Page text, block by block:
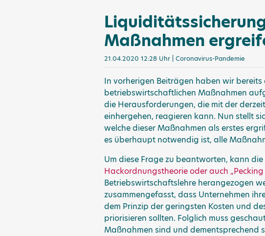
Maßnahmen
21.04.2020 12:28 Uhr | Coronavirus-Pandemie
In vorherigen Beiträgen haben wir bereits
betriebswirtschaftlichen Maßnahmen
die Herausforderungen, die mit der
einhergehen, reagieren kann. Nun stellt
welche dieser Maßnahmen als erstes
es überhaupt notwendig ist, alle
Um diese Frage zu beantworten, kann
Hackordnungstheorie oder auch
Betriebswirtschaftslehre herangezogen
zusammengefasst, dass Unternehmen
dem Prinzip der geringsten Kosten und
priorisieren sollten. Folglich muss
Maßnahmen sind und dementsprechend